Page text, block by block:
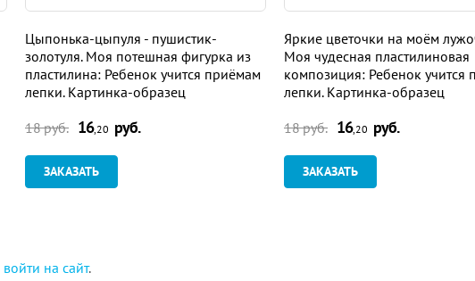
Цыпонька-цыпуля - пушистик-
золотуля. Моя потешная фигурка из
пластилина: Ребенок учится приёмам
лепки. Картинка-образец
18 руб. 16,20 руб.
ЗАКАЗАТЬ
Яркие цветочки на моём
Моя чудесная пластилиновая
композиция: Ребенок учится
лепки. Картинка-образец
18 руб. 16,20 руб.
ЗАКАЗАТЬ
войти на сайт.